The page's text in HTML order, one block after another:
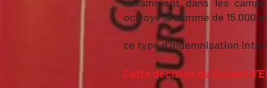
octroyé la somme de 15.000
ce type d'indemnisation
Cette décision du Conseil